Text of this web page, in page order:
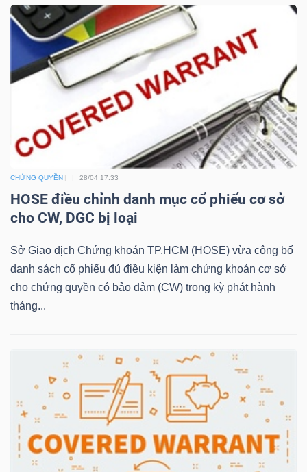
CHỨNG QUYỀN 28/04 17:33
HOSE điều chỉnh danh mục cổ phiếu cơ sở
cho CW, DGC bị loại
Sở Giao dịch Chứng khoán TP.HCM (HOSE) vừa công bố
danh sách cổ phiếu đủ điều kiện làm chứng khoán cơ sở
cho chứng quyền có bảo đảm (CW) trong kỳ phát hành
tháng...
TÍCH
VIETSTOCKFINANCE
MÔ
NGÀNH
DOANH
NGHIỆP
PHÁI
SINH